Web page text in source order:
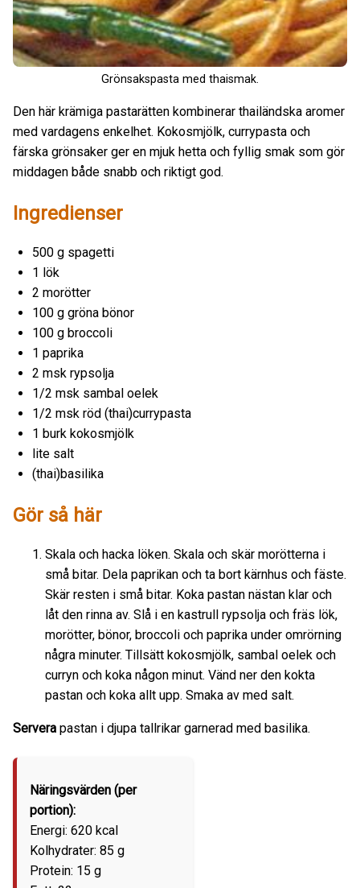
Grönsakspasta med thaismak.
Den här krämiga pastarätten kombinerar thailändska aromer
med vardagens enkelhet. Kokosmjölk, currypasta och
färska grönsaker ger en mjuk hetta och fyllig smak som gör
middagen både snabb och riktigt god.
Ingredienser
500 g spagetti
1 lök
2 morötter
100 g gröna bönor
100 g broccoli
1 paprika
2 msk rypsolja
1/2 msk sambal oelek
1/2 msk röd (thai)currypasta
1 burk kokosmjölk
lite salt
(thai)basilika
Gör så här
Skala och hacka löken. Skala och skär morötterna i
små bitar. Dela paprikan och ta bort kärnhus och fäste.
Skär resten i små bitar. Koka pastan nästan klar och
låt den rinna av. Slå i en kastrull rypsolja och fräs lök,
morötter, bönor, broccoli och paprika under omrörning
några minuter. Tillsätt kokosmjölk, sambal oelek och
curryn och koka någon minut. Vänd ner den kokta
pastan och koka allt upp. Smaka av med salt.
Servera pastan i djupa tallrikar garnerad med basilika.
Näringsvärden (per
portion):
Energi: 620 kcal
Kolhydrater: 85 g
Protein: 15 g